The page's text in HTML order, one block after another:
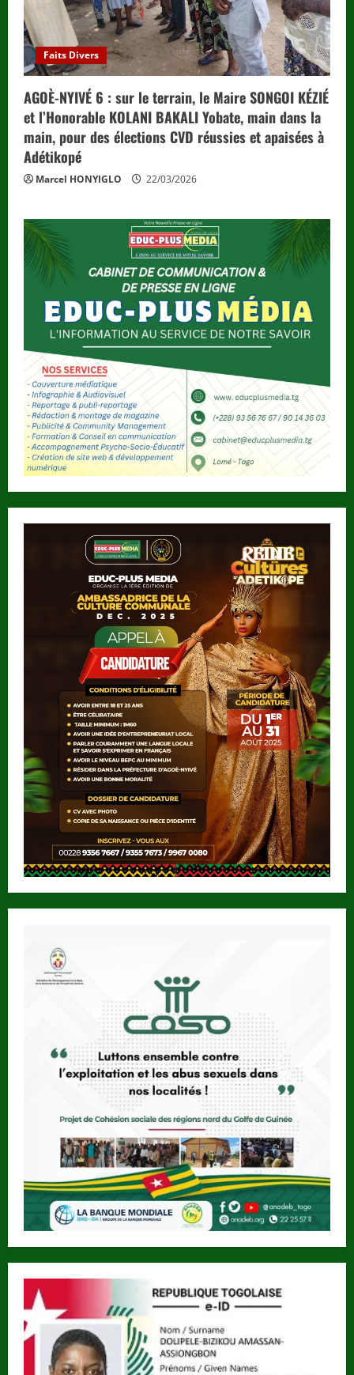
Faits Divers
AGOÈ-NYIVÉ 6 : sur le terrain, le Maire SONGOI KÉZIÉ
et l’Honorable KOLANI BAKALI Yobate, main dans la
main, pour des élections CVD réussies et apaisées à
Adétikopé
Marcel HONYIGLO 22/03/2026